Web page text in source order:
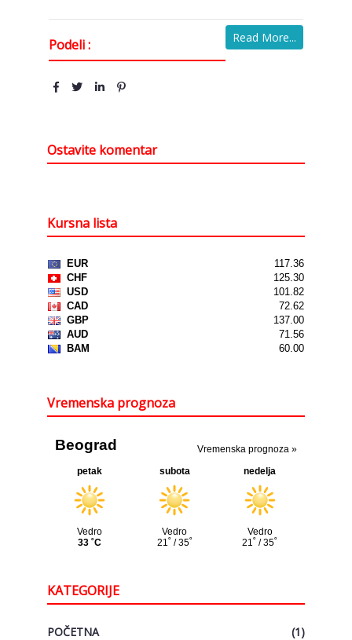
Read More...
Podeli :
Ostavite komentar
Kursna lista
Vremenska prognoza
KATEGORIJE
POČETNA
(1)